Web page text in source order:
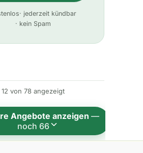
l
a
t
i
· jederzeit kündbar
· kein Spam
12 von 78 angezeigt
Angebote anzeigen—
noch 66